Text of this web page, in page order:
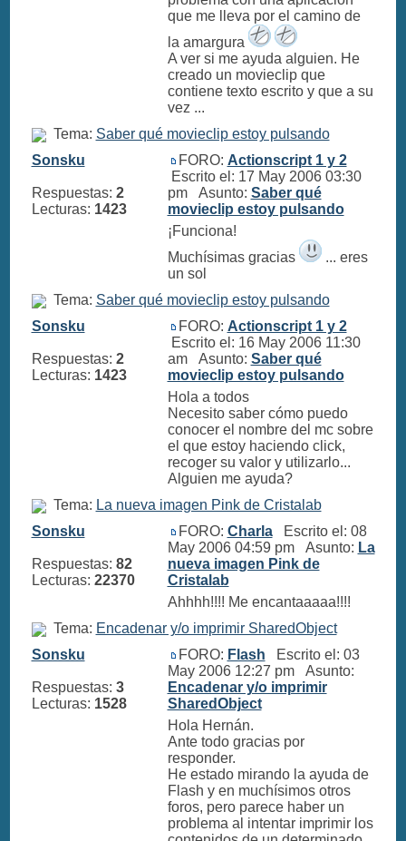
que me lleva por el camino de
la amargura
A ver si me ayuda alguien. He
creado un movieclip que
contiene texto escrito y que a su
vez ...
Tema: Saber qué movieclip estoy pulsando
Sonsku
Respuestas: 2
Lecturas: 1423
FORO: Actionscript 1 y 2
Escrito el: 17 May 2006 03:30
pm Asunto: Saber qué
movieclip estoy pulsando
¡Funciona!
Muchísimas gracias
... eres
un sol
Tema: Saber qué movieclip estoy pulsando
Sonsku
Respuestas: 2
Lecturas: 1423
FORO: Actionscript 1 y 2
Escrito el: 16 May 2006 11:30
am Asunto: Saber qué
movieclip estoy pulsando
Hola a todos
Necesito saber cómo puedo
conocer el nombre del mc sobre
el que estoy haciendo click,
recoger su valor y utilizarlo...
Alguien me ayuda?
Tema: La nueva imagen Pink de Cristalab
Sonsku
Respuestas: 82
Lecturas: 22370
FORO: CharlaEscrito el: 08
May 2006 04:59 pm Asunto: La
nueva imagen Pink de
Cristalab
Ahhhh!!!! Me encantaaaaa!!!!
Tema: Encadenar y/o imprimir SharedObject
Sonsku
Respuestas: 3
Lecturas: 1528
FORO: Flash Escrito el: 03
May 2006 12:27 pm Asunto:
Encadenar y/o imprimir
SharedObject
Hola Hernán.
Ante todo gracias por
responder.
He estado mirando la ayuda de
Flash y en muchísimos otros
foros, pero parece haber un
problema al intentar imprimir los